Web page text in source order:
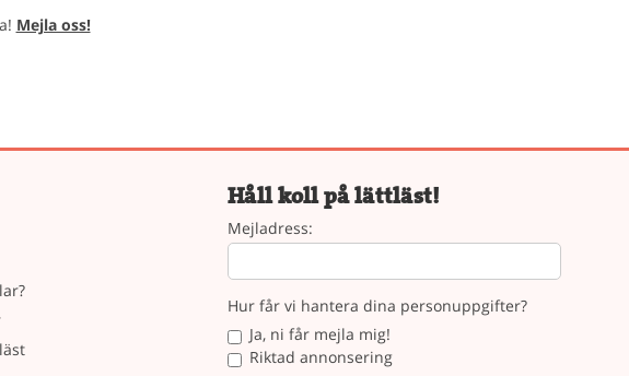
Mejla oss!
Håll koll på lättläst!
Mejladress:
Hur får vi hantera dina personuppgifter?
Ja, ni får mejla mig!
Riktad annonsering